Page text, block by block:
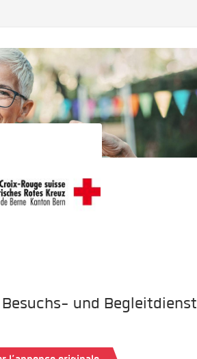
und Begleitdienst